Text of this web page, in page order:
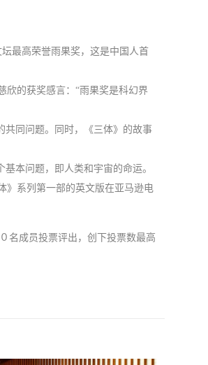
最高荣誉雨果奖，这是中国人首
的获奖感言：“雨果奖是科幻界
同问题。同时，《三体》的故事
本问题，即人类和宇宙的命运。
》系列第一部的英文版在亚马逊电
名成员投票评出，创下投票数最高